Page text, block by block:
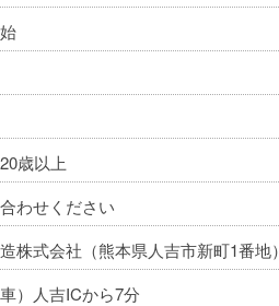
歳以上
わせください
株式会社（熊本県人吉市新町1番地）
車）人吉ICから7分